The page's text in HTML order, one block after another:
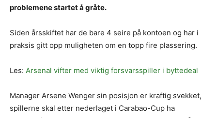
problemene startet å gråte.
Siden årsskiftet har de bare 4 seire på kontoen og har i
praksis gitt opp muligheten om en topp fire plassering.
Les: Arsenal vifter med viktig forsvarsspiller i byttedeal
Manager Arsene Wenger sin posisjon er kraftig svekket,
spillerne skal etter nederlaget i Carabao-Cup ha